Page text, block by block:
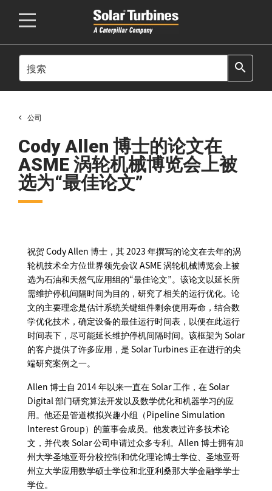
SEARCH search
公司
Cody Allen 博士的论文在
ASME 涡轮机械博览会上被
选为“最佳论文”
祝贺 Cody Allen 博士，其 2023 年撰写的论文在去年的涡
轮机技术全方位世界领先会议 ASME 涡轮机械博览会上被
选为石油和天然气应用组的“最佳论文”。该论文以延长所
需维护停机间隔时间为目的，研究了相关的运行优化。论
文的主要理念是估计系统关键组件剩余使用寿命，结合数
学优化技术，确定设备的最佳运行时间表，以便在此运行
时间表下，尽可能延长维护停机间隔时间。该框架为 Solar
的客户提供了许多应用，是 Solar Turbines 正在进行的尖
端研究案例之一。
Allen 博士自 2014 年以来一直在 Solar 工作，在 Solar
Digital 部门研究算法开发以及数学优化和机器学习的应
用。他还是管道模拟兴趣小组（Pipeline Simulation
Interest Group）的董事会成员。他发表过许多技术论
文，并代表 Solar 公司申请过众多专利。Allen 博士拥有加
州大学圣地亚哥分校控制和优化理论博士学位、圣地亚哥
州立大学应用数学硕士学位和北亚利桑那大学金融学学士
学位。